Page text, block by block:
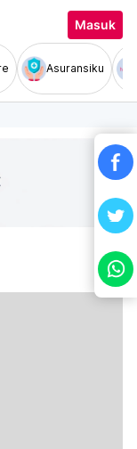
Masuk
Asuransiku